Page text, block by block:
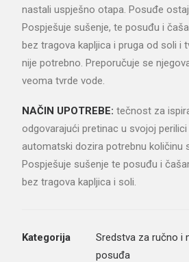
nastali uspješno otapa. Posuđe
Pospješuje sušenje, te posuđu i
bez tragova kapljica i pruga od soli i
nije potrebno. Preporučuje se
veoma tvrde vode.
NAČIN UPOTREBE: tečnost za
odgovarajući pretinac u svojoj
automatski dozira potrebnu količinu
Pospješuje sušenje te posuđu i
bez tragova kapljica i soli.
Kategorija
Sredstva za ručno i
posuđa